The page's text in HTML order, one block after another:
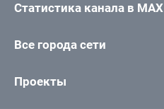
Статистика канала в MAX
Все города сети
Проекты